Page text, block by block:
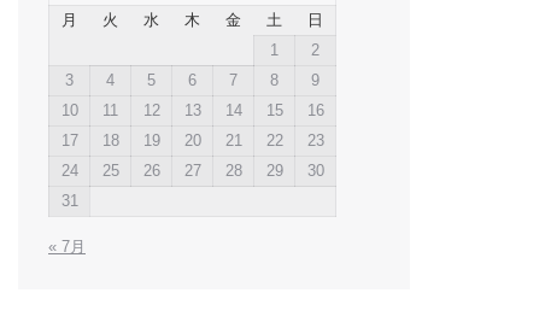
月
火 水 木 金 土
日
1
2
3
4 5 6 7 8
9
10
11 12 13 14 15
16
17
18 19 20 21 22
23
24
25 26 27 28 29
30
31
« 7月